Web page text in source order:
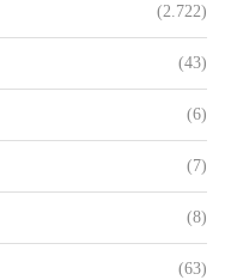
(2.722)
(43)
(6)
(7)
(8)
(63)